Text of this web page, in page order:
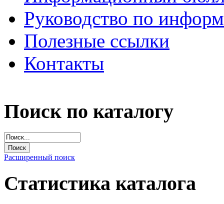
Руководство по
Полезные ссылки
Контакты
Поиск по каталогу
Расширенный поиск
Статистика каталога